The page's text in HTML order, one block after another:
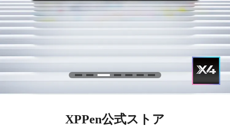
XPPen公式ストア